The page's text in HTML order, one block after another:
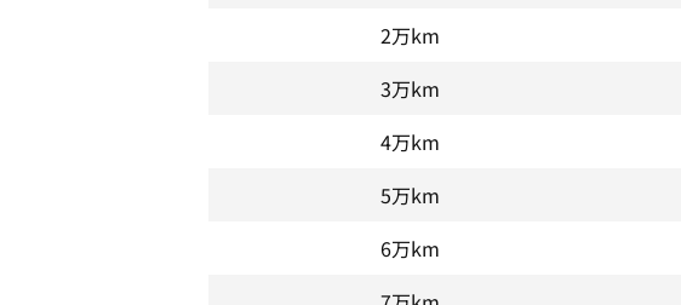
2万km
3万km
4万km
5万km
6万km